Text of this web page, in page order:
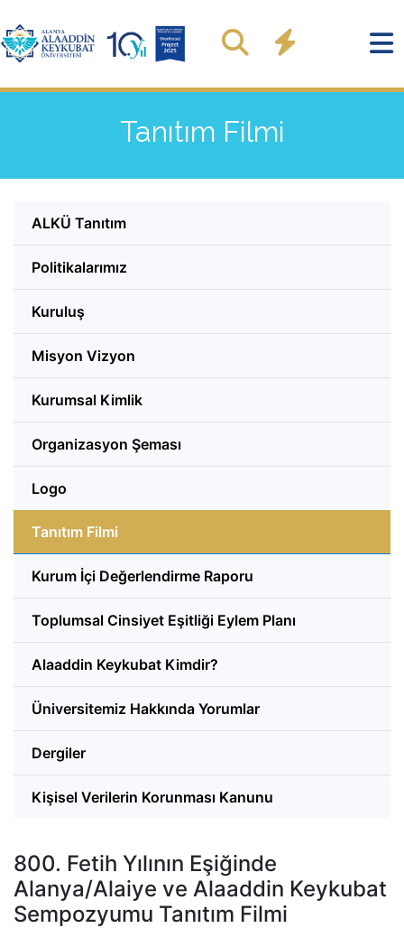
Tanıtım Filmi
ALKÜ Tanıtım
Politikalarımız
Kuruluş
Misyon Vizyon
Kurumsal Kimlik
Organizasyon Şeması
Logo
Tanıtım Filmi
Kurum İçi Değerlendirme Raporu
Toplumsal Cinsiyet Eşitliği Eylem Planı
Alaaddin Keykubat Kimdir?
Üniversitemiz Hakkında Yorumlar
Dergiler
Kişisel Verilerin Korunması Kanunu
800. Fetih Yılının Eşiğinde
Alanya/Alaiye ve Alaaddin Keykubat
Sempozyumu Tanıtım Filmi